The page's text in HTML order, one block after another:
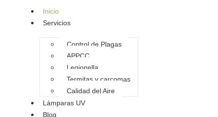
Inicio
Servicios
Control de Plagas
APPCC
Legionella
Termitas y carcomas
Calidad del Aire
Lámparas UV
Blog